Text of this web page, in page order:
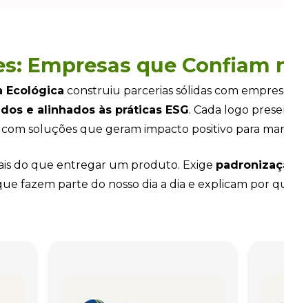
Empresas que Confiam
Ecológica construiu parcerias sólidas com
e alinhados às práticas ESG. Cada logo
soluções que geram impacto positivo para
do que entregar um produto. Exige
fazem parte do nosso dia a dia e explicam por